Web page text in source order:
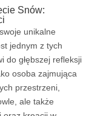
Snów:
unikalne
jednym z tych
do głębszej refleksji
osoba zajmująca
przestrzeni,
ale także